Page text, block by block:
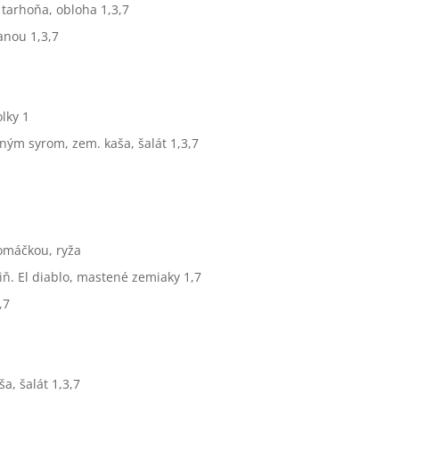
obloha 1,3,7
1,3,7
1
syrom, zem. kaša, šalát 1,3,7
ryža
El diablo, mastené zemiaky 1,7
šalát 1,3,7